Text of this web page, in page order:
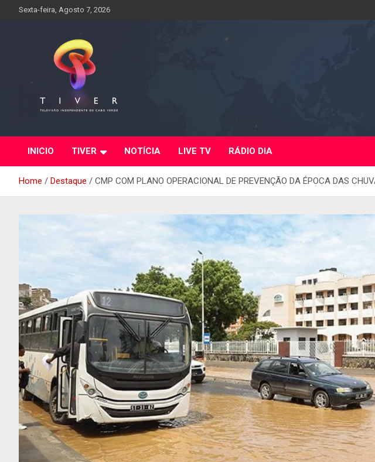
Sexta-feira, Agosto 7, 2026
INICIO TIVER NOTÍCIA LIVE TV RÁDIO DIA
Home Destaque CMP COM PLANO OPERACIONAL DE PREVENÇÃO DA ÉPOCA DAS